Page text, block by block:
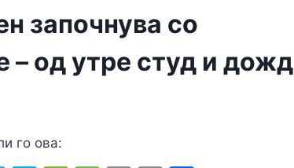
започнува со
– од утре студ и дожд
го ова: